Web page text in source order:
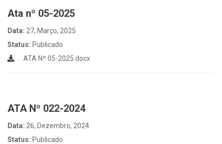
Ata nº 05-2025
Data: 27, Março, 2025
Status: Publicado
ATA Nº 05-2025.docx
ATA Nº 022-2024
Data: 26, Dezembro, 2024
Status: Publicado